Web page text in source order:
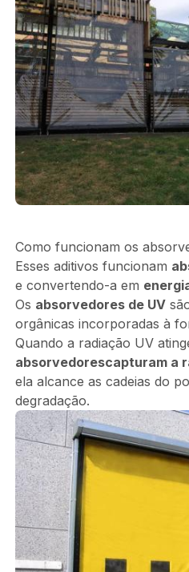
Como funcionam os
Esses aditivos funcionam
e convertendo-a em
Os absorvedores de UV
orgânicas incorporadas à
Quando a radiação UV
absorvedorescapturam a
ela alcance as cadeias do
degradação.